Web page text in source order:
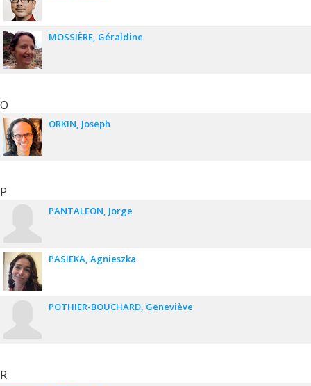
MOSSIÈRE Géraldine
O
ORKIN Joseph
P
PANTALEON Jorge
PASIEKA Agnieszka
POTHIER-BOUCHARD Geneviève
R